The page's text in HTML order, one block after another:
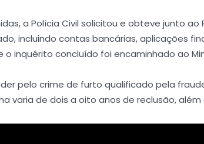
a Polícia Civil solicitou e obteve junto ao
incluindo contas bancárias, aplicações
inquérito concluído foi encaminhado ao
pelo crime de furto qualificado pela
varia de dois a oito anos de reclusão,